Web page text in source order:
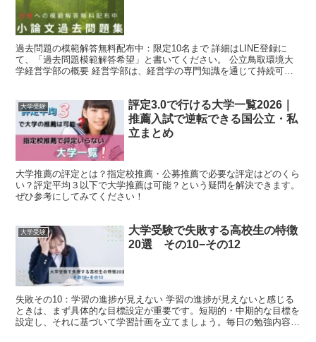
過去問題の模範解答無料配布中：限定10名まで 詳細はLINE登録に
て、「過去問題模範解答希望」と書いてください。 公立鳥取環境大
学経営学部の概要 経営学部は、経営学の専門知識を通じて持続可能
大学受験
評定3.0で行ける大学一覧2026｜
推薦入試で逆転できる国公立・私
立まとめ
大学推薦の評定とは？指定校推薦・公募推薦で必要な評定はどのくら
い？評定平均３以下で大学推薦は可能？という疑問を解決できます。
ぜひ参考にしてみてください！
大学受験
大学受験で失敗する高校生の特徴
20選 その10−その12
失敗その10：学習の進捗が見えない 学習の進捗が見えないと感じる
ときは、まず具体的な目標設定が重要です。短期的・中期的な目標を
設定し、それに基づいて学習計画を立てましょう。毎日の勉強内容を